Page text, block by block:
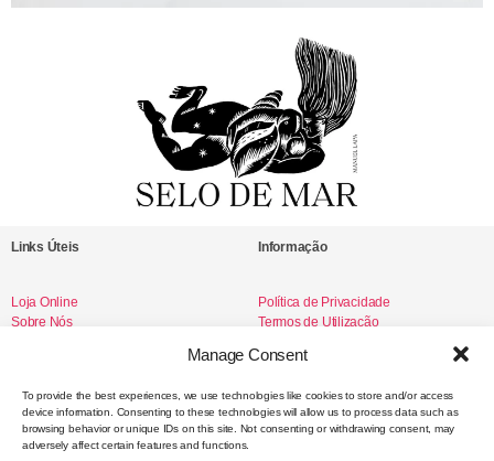
Manage Consent
To provide the best experiences, we use technologies like cookies to store and/or access
device information. Consenting to these technologies will allow us to process data such as
browsing behavior or unique IDs on this site. Not consenting or withdrawing consent, may
adversely affect certain features and functions.
Links Úteis
Loja Online
Sobre Nós
Informação
Política de Privacidade
Termos de Utilização
Redes Sociais